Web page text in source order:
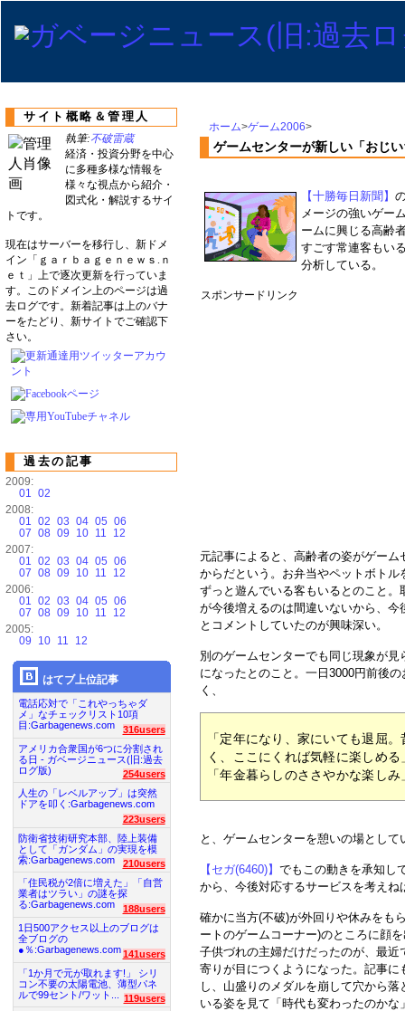
ホーム>ゲーム2006>
ゲームセンターが新しい「おじ
【十勝毎日新聞】
メージの強いゲー
ームに興じる高齢
すごす常連客もい
分析している。
スポンサードリンク
元記事によると、高齢者の姿がゲー
からだという。お弁当やペットボト
ずっと遊んでいる客もいるとのこと
が今後増えるのは間違いないから、
とコメントしていたのが興味深い。
別のゲームセンターでも同じ現象が
になったとのこと。一日3000円前後
く、
「定年になり、家にいても退屈
く、ここにくれば気軽に楽しめる
「年金暮らしのささやかな楽しみ
と、ゲームセンターを憩いの場とし
【セガ(6460)】 でもこの動きを承知し
から、今後対応するサービスを考え
確かに当方(不破)が外回りや休みをも
ートのゲームコーナー)のところに顔
子供づれの主婦だけだったのが、最
寄りが目につくようになった。記事
し、山盛りのメダルを崩して穴から
いる姿を見て「時代も変わったのか
サイト概略＆管理人
執筆:不破雷蔵
経済・投資分野を中心
に多種多様な情報を
様々な視点から紹介・
図式化・解説するサイ
トです。
現在はサーバーを移行し、新ドメ
イン「ｇａｒｂａｇｅｎｅｗｓ.ｎ
ｅｔ」上で逐次更新を行っていま
す。このドメイン上のページは過
去ログです。新着記事は上のバナ
ーをたどり、新サイトでご確認下
さい。
過去の記事
2009:
01 02
2008:
01 02 03 04 05 06
07 08 09 10 11
12
2007:
01 02 03 04 05 06
07 08 09 10 11
12
2006:
01 02 03 04 05 06
07 08 09 10 11
12
2005:
09
10 11 12
はてブ上位記事
電話応対で「これやっちゃダ
メ」なチェックリスト10項
目:Garbagenews.com
316users
アメリカ合衆国が6つに分割され
る日 - ガベージニュース(旧:過去
ログ版)
254users
人生の「レベルアップ」は突然
ドアを叩く:Garbagenews.com
223users
防衛省技術研究本部、陸上装備
として「ガンダム」の実現を模
索:Garbagenews.com
210users
「住民税が2倍に増えた」「自営
業者はツラい」の謎を探
る:Garbagenews.com
188users
1日500アクセス以上のブログは
全ブログの
●％:Garbagenews.com 141users
「1か月で元が取れます!」 シリ
コン不要の太陽電池、薄型パネ
ルで99セント/ワット...
119users